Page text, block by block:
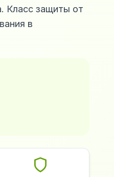
Класс защиты от
в